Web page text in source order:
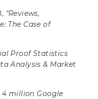
“Reviews,
The Case of
Proof Statistics
Analysis & Market
4 million Google